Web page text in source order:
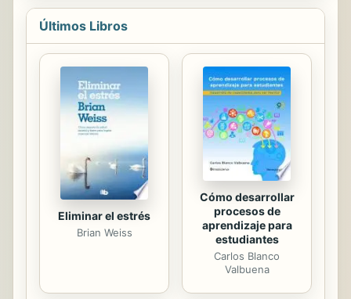
electrónica. Los temas son variados
y muy orientados al trabajo diario, lo
de asimilar. Este libro está pensado
fundamentalmente para que los
médicos de familia puedan disponer
de una herramienta de soporte a su
gestión diaria. El software que
acompaña al libro puede servir de
ayuda en determinados casos.
INDICE:...
Últimos Libros
Eliminar el estrés
Brian Weiss
Cómo desarrollar
procesos de
aprendizaje para
estudiantes
Carlos Blanco
Valbuena